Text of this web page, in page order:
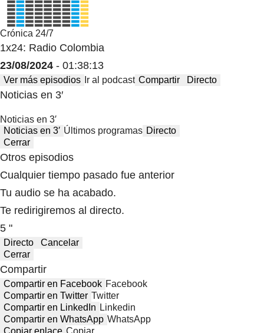
Crónica 24/7
1x24: Radio Colombia
23/08/2024 - 01:38:13
Ver más episodios Ir al podcast Compartir Directo
Noticias en 3′
Noticias en 3′
Noticias en 3′ Últimos programas Directo
Cerrar
Otros episodios
Cualquier tiempo pasado fue anterior
Tu audio se ha acabado.
Te redirigiremos al directo.
5 "
Directo
Cancelar
Cerrar
Compartir
Compartir en Facebook Facebook
Compartir en Twitter Twitter
Compartir en LinkedIn Linkedin
Compartir en WhatsApp WhatsApp